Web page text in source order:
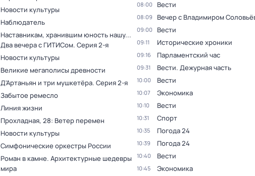
Новости культуры
Наблюдатель
Наставникам, хранившим юность нашу...
Два вечера с ГИТИСом. Серия 2-я
Новости культуры
Великие мегаполисы древности
Д'Артаньян и три мушкетёра. Серия 2-я
Забытое ремесло
Линия жизни
Прохладная, 28: Ветер перемен
Новости культуры
Симфонические оркестры России
Роман в камне. Архитектурные шедевры
мира
08:00 Вести
08:09 Вечер с Владимиром
09:00 Вести
09:11 Исторические хроники
09:16 Парламентский час
09:31 Вести. Дежурная часть
10:00 Вести
10:07 Экономика
10:10 Вести
10:31 Спорт
10:35 Погода 24
10:39 Погода 24
10:40 Вести
10:45 Экономика